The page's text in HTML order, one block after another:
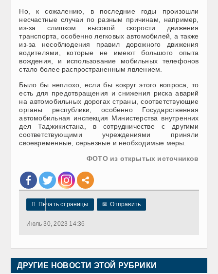
Но, к сожалению, в последние годы произошли
несчастные случаи по разным причинам, например,
из-за слишком высокой скорости движения
транспорта, особенно легковых автомобилей, а также
из-за несоблюдения правил дорожного движения
водителями, которые не имеют большого опыта
вождения, и использование мобильных телефонов
стало более распространенным явлением.
Было бы неплохо, если бы вокруг этого вопроса, то
есть для предотвращения и снижения риска аварий
на автомобильных дорогах страны, соответствующие
органы республики, особенно Государственная
автомобильная инспекция Министерства внутренних
дел Таджикистана, в сотрудничестве с другими
соответствующими учреждениями приняли
своевременные, серьезные и необходимые меры.
ФОТО из открытых источников
 Печать страницы ✉ Отправить
Июль 30, 2023 14:36
ДРУГИЕ НОВОСТИ ЭТОЙ РУБРИКИ